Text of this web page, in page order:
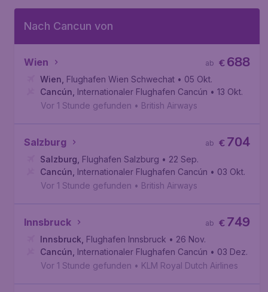
Nach Cancun von
Wien €688
ab
Wien Flughafen Wien Schwechat • 05 Okt.
Cancún Internationaler Flughafen Cancún • 13 Okt.
Vor 1 Stunde gefunden • British Airways
Salzburg €704
ab
Salzburg Flughafen Salzburg • 22 Sep.
Cancún Internationaler Flughafen Cancún • 03 Okt.
Vor 1 Stunde gefunden • British Airways
Innsbruck €749
ab
Innsbruck Flughafen Innsbruck • 26 Nov.
Cancún Internationaler Flughafen Cancún • 03 Dez.
Vor 1 Stunde gefunden • KLM Royal Dutch Airlines